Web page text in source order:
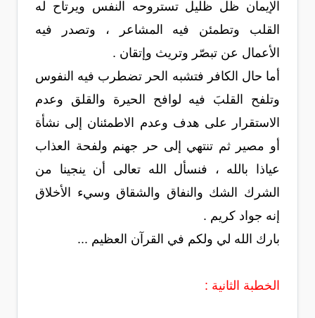
الإيمان ظل ظليل تستروحه النفس ويرتاح له
القلب وتطمئن فيه المشاعر ، وتصدر فيه
الأعمال عن تبصّر وتريث وإتقان .
أما حال الكافر فتشبه الحر تضطرب فيه النفوس
وتلفح القلبَ فيه لوافح الحيرة والقلق وعدم
الاستقرار على هدف وعدم الاطمئنان إلى نشأة
أو مصير ثم تنتهي إلى حر جهنم ولفحة العذاب
عياذا بالله ، فنسأل الله تعالى أن ينجينا من
الشرك الشك والنفاق والشقاق وسيء الأخلاق
إنه جواد كريم .
بارك الله لي ولكم في القرآن العظيم ...
الخطبة الثانية :